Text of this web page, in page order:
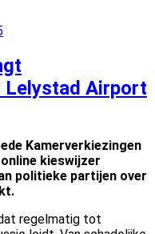
Lelystad Airport
Kamerverkiezingen
kieswijzer
politieke partijen over
regelmatig tot